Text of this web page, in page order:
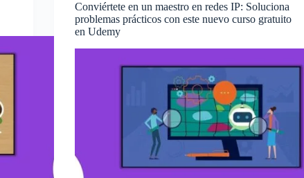
Conviértete en un maestro en redes IP: Soluciona
problemas prácticos con este nuevo curso gratuito
en Udemy